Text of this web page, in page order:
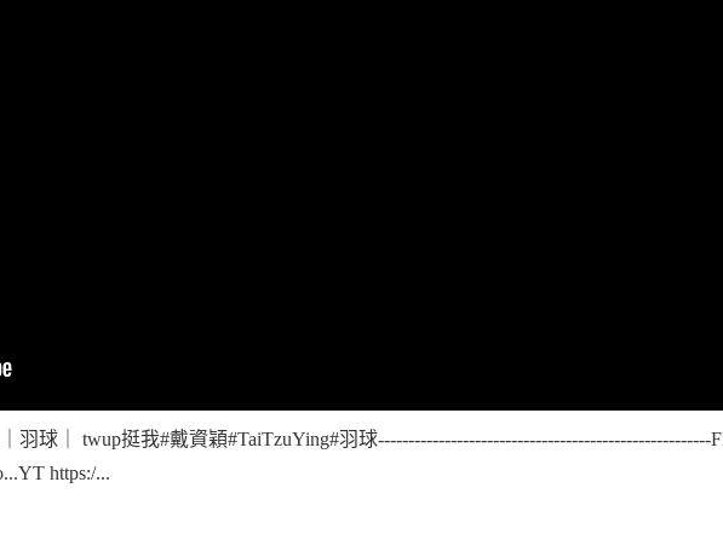
羽球｜ twup挺我#戴資穎#TaiTzuYing#羽球-------------------------------------------------------
https:/...